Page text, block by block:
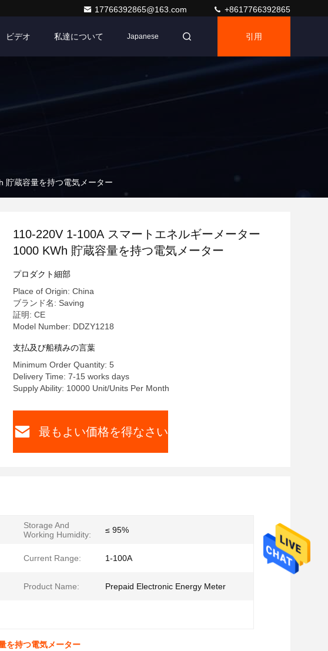
17766392865@163.com +8617766392865
ビデオ 私達について Japanese 引用
貯蔵容量を持つ電気メーター
110-220V 1-100A スマートエネルギーメーター
1000 KWh 貯蔵容量を持つ電気メーター
プロダクト細部
Place of Origin: China
ブランド名: Saving
証明: CE
Model Number: DDZY1218
支払及び船積みの言葉
Minimum Order Quantity: 5
Delivery Time: 7-15 works days
Supply Ability: 10000 Unit/Units Per Month
最もよい価格を得なさい
Storage And
Working Humidity:
≤ 95%
Current Range: 1-100A
Product Name: Prepaid Electronic Energy Meter
を持つ電気メーター